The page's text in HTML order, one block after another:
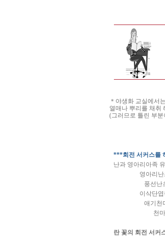
＊야생화 교실에서
열매나 뿌리를 채취
(그러므로 틀린 부
***회전 서커스를
난과 영아리아족
영아리난초
풍선난초속
이삭단엽란
애기천마속
천마속 : 한
란 꽃의 회전 서커